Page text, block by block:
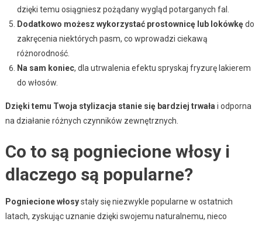
dzięki temu osiągniesz pożądany wygląd potarganych fal.
Dodatkowo możesz wykorzystać prostownicę lub lokówkędo
zakręcenia niektórych pasm, co wprowadzi ciekawą
różnorodność.
Na sam koniec, dla utrwalenia efektu spryskaj fryzurę lakierem
do włosów.
Dzięki temu Twoja stylizacja stanie się bardziej trwała i odporna
na działanie różnych czynników zewnętrznych.
Co to są pogniecione włosy i
dlaczego są popularne?
Pogniecione włosystały się niezwykle popularne w ostatnich
latach, zyskując uznanie dzięki swojemu naturalnemu, nieco